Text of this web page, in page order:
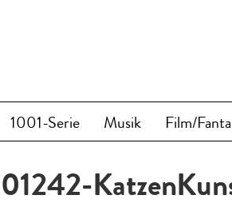
1001-Serie Musik Film/
01242-